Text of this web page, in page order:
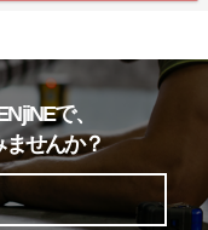
で、
せんか？